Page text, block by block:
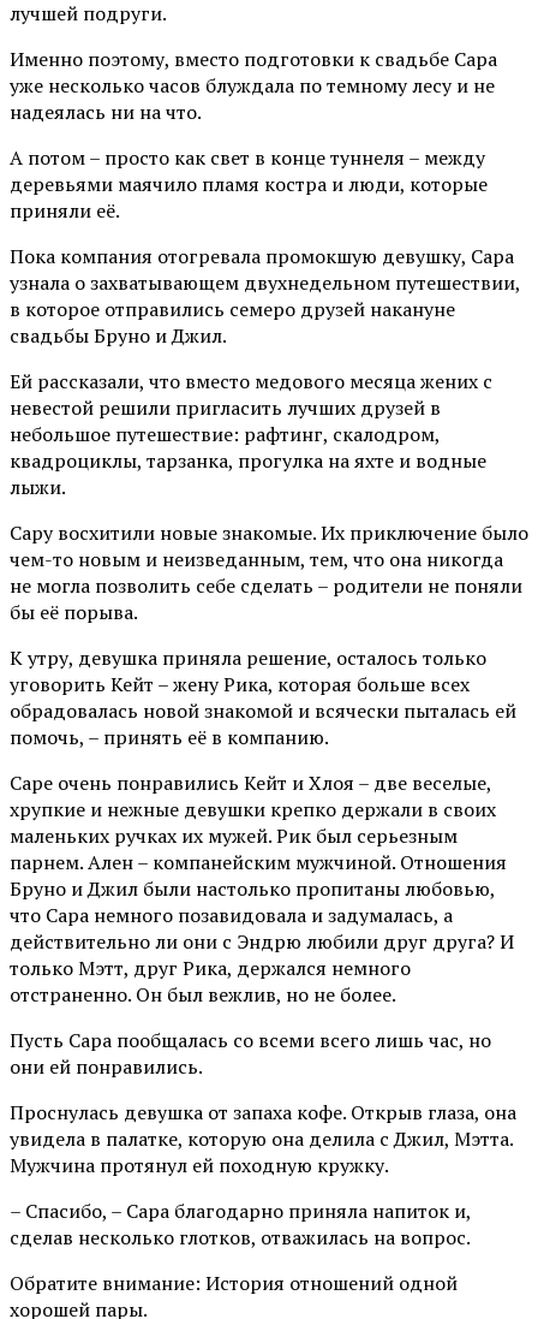
лучшей подруги.
Именно поэтому, вместо подготовки к свадьбе Сара
уже несколько часов блуждала по темному лесу и не
надеялась ни на что.
А потом – просто как свет в конце туннеля – между
деревьями маячило пламя костра и люди, которые
приняли её.
Пока компания отогревала промокшую девушку, Сара
узнала о захватывающем двухнедельном путешествии,
в которое отправились семеро друзей накануне
свадьбы Бруно и Джил.
Ей рассказали, что вместо медового месяца жених с
невестой решили пригласить лучших друзей в
небольшое путешествие: рафтинг, скалодром,
квадроциклы, тарзанка, прогулка на яхте и водные
лыжи.
Сару восхитили новые знакомые. Их приключение было
чем-то новым и неизведанным, тем, что она никогда
не могла позволить себе сделать – родители не поняли
бы её порыва.
К утру, девушка приняла решение, осталось только
уговорить Кейт – жену Рика, которая больше всех
обрадовалась новой знакомой и всячески пыталась ей
помочь, – принять её в компанию.
Саре очень понравились Кейт и Хлоя – две веселые,
хрупкие и нежные девушки крепко держали в своих
маленьких ручках их мужей. Рик был серьезным
парнем. Ален – компанейским мужчиной. Отношения
Бруно и Джил были настолько пропитаны любовью,
что Сара немного позавидовала и задумалась, а
действительно ли они с Эндрю любили друг друга? И
только Мэтт, друг Рика, держался немного
отстраненно. Он был вежлив, но не более.
Пусть Сара пообщалась со всеми всего лишь час, но
они ей понравились.
Проснулась девушка от запаха кофе. Открыв глаза, она
увидела в палатке, которую она делила с Джил, Мэтта.
Мужчина протянул ей походную кружку.
– Спасибо, – Сара благодарно приняла напиток и,
сделав несколько глотков, отважилась на вопрос.
Обратите внимание: История отношений одной
хорошей пары.